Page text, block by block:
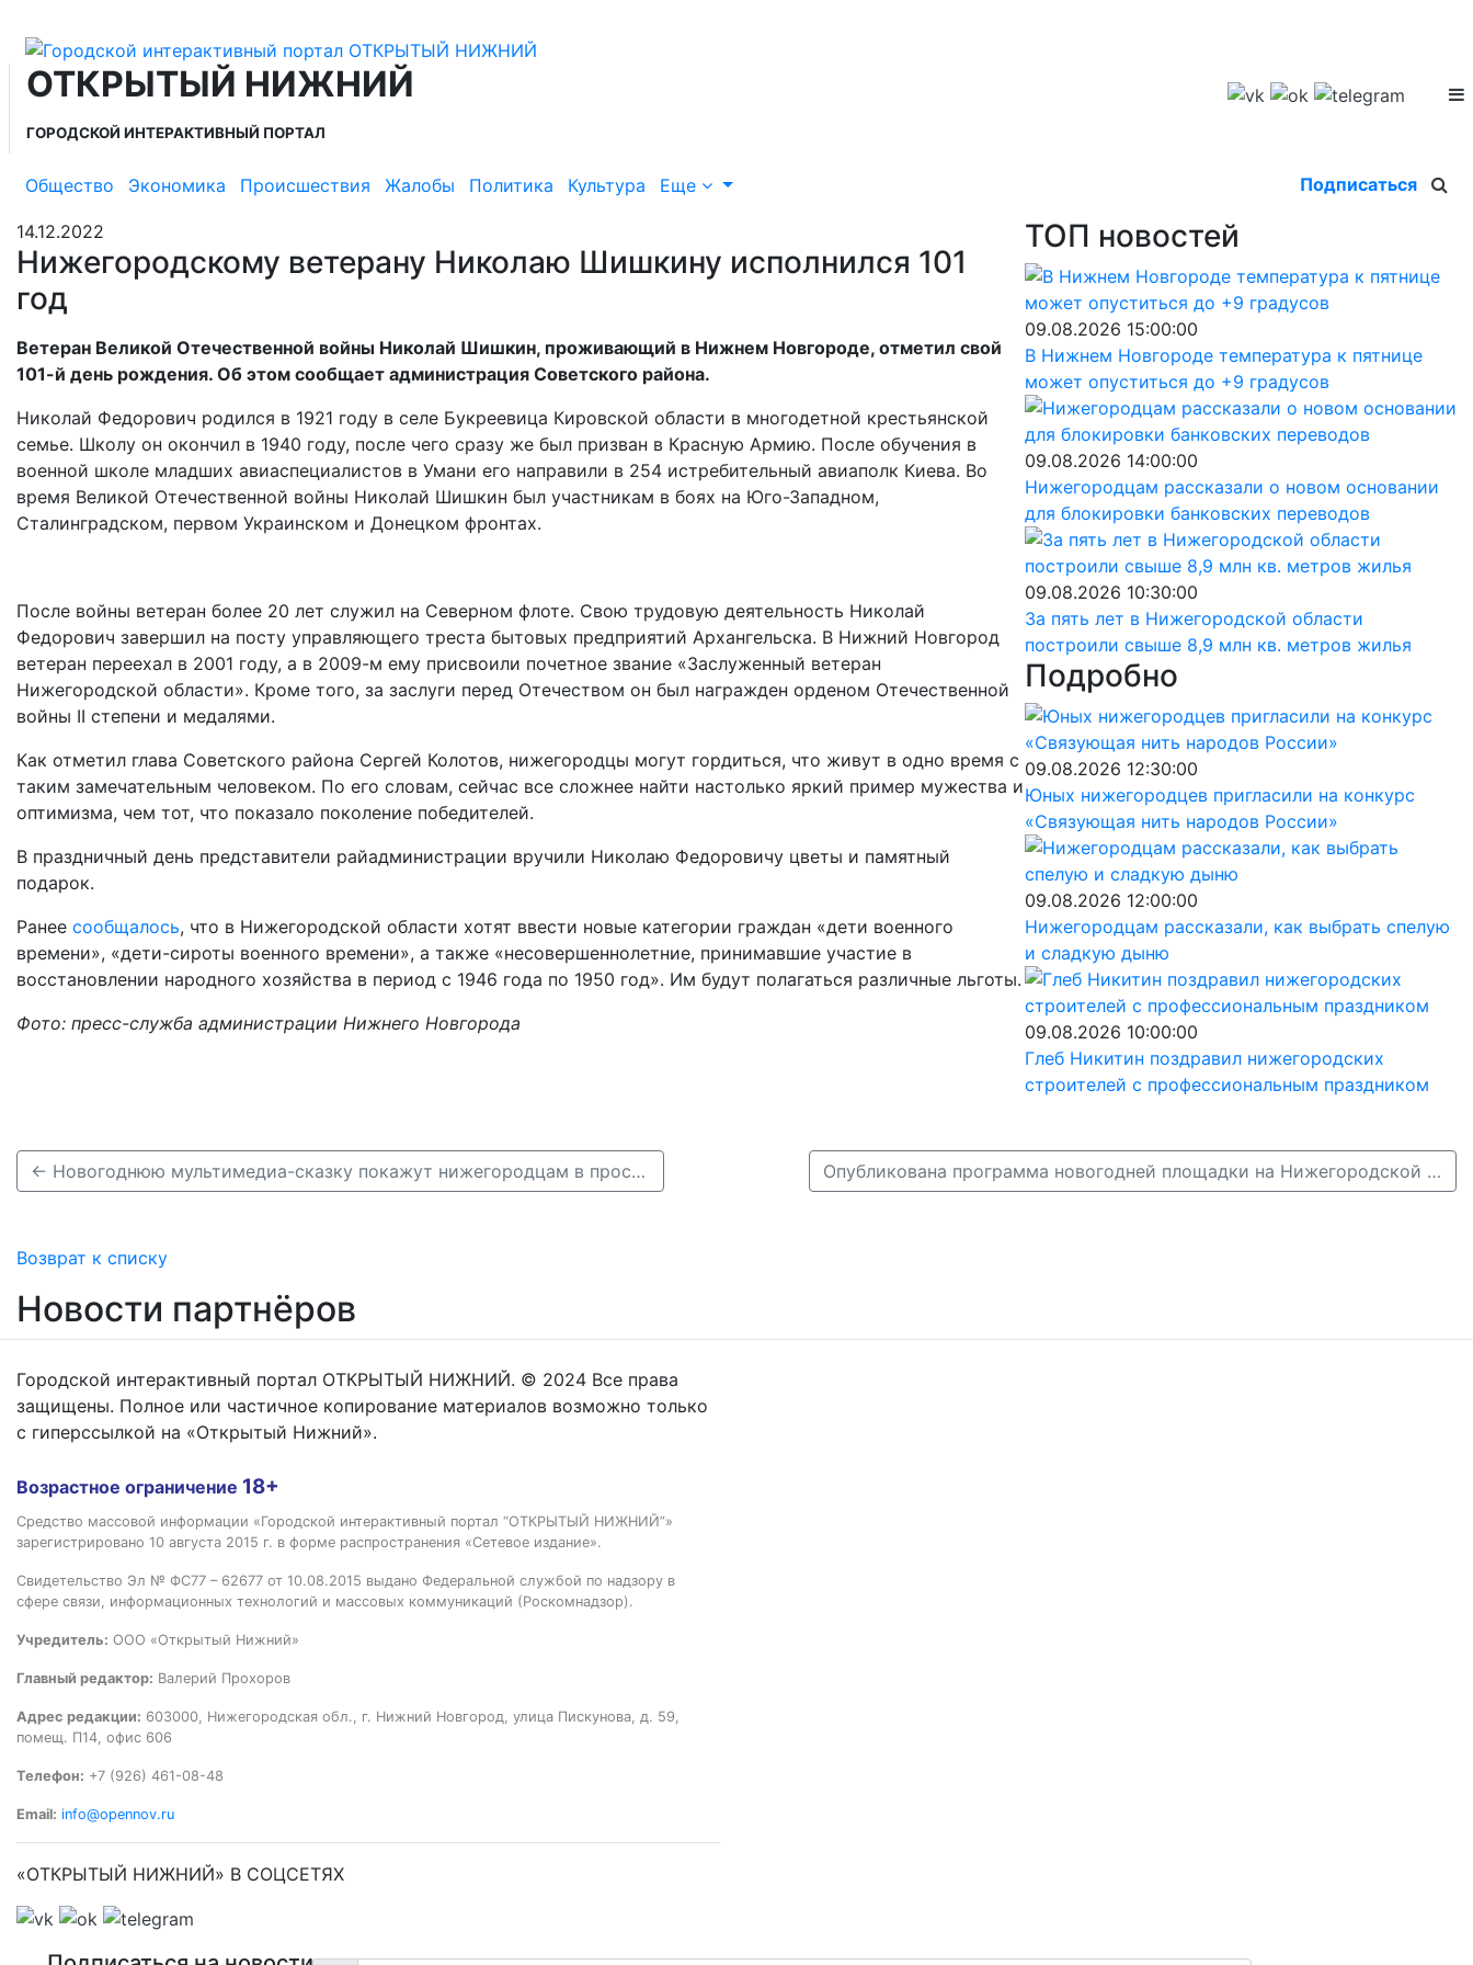
ОТКРЫТЫЙ НИЖНИЙ
ГОРОДСКОЙ ИНТЕРАКТИВНЫЙ ПОРТАЛ
Общество Экономика Происшествия Жалобы Политика Культура Еще Подписаться
14.12.2022
Нижегородскому ветерану Николаю Шишкину исполнился 101
год
Ветеран Великой Отечественной войны Николай Шишкин, проживающий в Нижнем Новгороде, отметил свой
101-й день рождения. Об этом сообщает администрация Советского района.
Николай Федорович родился в 1921 году в селе Букреевица Кировской области в многодетной крестьянской
семье. Школу он окончил в 1940 году, после чего сразу же был призван в Красную Армию. После обучения в
военной школе младших авиаспециалистов в Умани его направили в 254 истребительный авиаполк Киева. Во
время Великой Отечественной войны Николай Шишкин был участникам в боях на Юго-Западном,
Сталинградском, первом Украинском и Донецком фронтах.
После войны ветеран более 20 лет служил на Северном флоте. Свою трудовую деятельность Николай
Федорович завершил на посту управляющего треста бытовых предприятий Архангельска. В Нижний Новгород
ветеран переехал в 2001 году, а в 2009-м ему присвоили почетное звание «Заслуженный ветеран
Нижегородской области». Кроме того, за заслуги перед Отечеством он был награжден орденом Отечественной
войны II степени и медалями.
Как отметил глава Советского района Сергей Колотов, нижегородцы могут гордиться, что живут в одно время с
таким замечательным человеком. По его словам, сейчас все сложнее найти настолько яркий пример мужества и
оптимизма, чем тот, что показало поколение победителей.
В праздничный день представители райадминистрации вручили Николаю Федоровичу цветы и памятный
подарок.
Ранее сообщалось, что в Нижегородской области хотят ввести новые категории граждан «дети военного
времени», «дети-сироты военного времени», а также «несовершеннолетние, принимавшие участие в
восстановлении народного хозяйства в период с 1946 года по 1950 год». Им будут полагаться различные льготы.
Фото: пресс-служба администрации Нижнего Новгорода
ТОП новостей
09.08.2026 15:00:00
В Нижнем Новгороде температура к пятнице
может опуститься до +9 градусов
09.08.2026 14:00:00
Нижегородцам рассказали о новом основании
для блокировки банковских переводов
09.08.2026 10:30:00
За пять лет в Нижегородской области
построили свыше 8,9 млн кв. метров жилья
Подробно
09.08.2026 12:30:00
Юных нижегородцев пригласили на конкурс
«Связующая нить народов России»
09.08.2026 12:00:00
Нижегородцам рассказали, как выбрать спелую
и сладкую дыню
09.08.2026 10:00:00
Глеб Никитин поздравил нижегородских
строителей с профессиональным праздником
← Новогоднюю мультимедиа-сказку покажут нижегородцам в пространстве ЦЕХ * в праздники Опубликована программа новогодней площадки на Нижегородской ярмарке →
Возврат к списку
Новости партнёров
Городской интерактивный портал ОТКРЫТЫЙ НИЖНИЙ. © 2024 Все права
защищены. Полное или частичное копирование материалов возможно только
с гиперссылкой на «Открытый Нижний».
Возрастное ограничение 18+
Средство массовой информации «Городской интерактивный портал “ОТКРЫТЫЙ НИЖНИЙ”»
зарегистрировано 10 августа 2015 г. в форме распространения «Сетевое издание».
Свидетельство Эл № ФС77 – 62677 от 10.08.2015 выдано Федеральной службой по надзору в
сфере связи, информационных технологий и массовых коммуникаций (Роскомнадзор).
Учредитель: ООО «Открытый Нижний»
Главный редактор: Валерий Прохоров
Адрес редакции: 603000, Нижегородская обл., г. Нижний Новгород, улица Пискунова, д. 59,
помещ. П14, офис 606
Телефон: +7 (926) 461-08-48
Email: info@opennov.ru
«ОТКРЫТЫЙ НИЖНИЙ» В СОЦСЕТЯХ